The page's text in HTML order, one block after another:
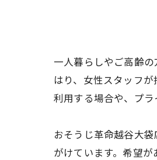
一人暮らしやご高齢
はり、女性スタッフ
利用する場合や、プ
おそうじ革命越谷大
がけています。希望